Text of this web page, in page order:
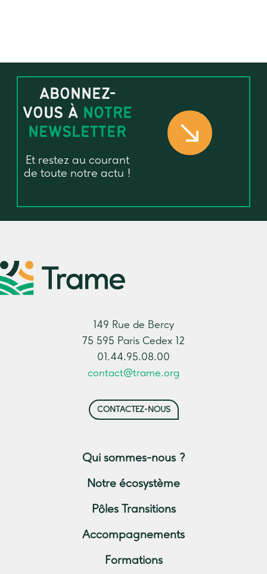
ABONNEZ-
VOUS À NOTRE
NEWSLETTER
Et restez au courant
de toute notre actu !
149 Rue de Bercy
75 595 Paris Cedex 12
01.44.95.08.00
contact@trame.org
CONTACTEZ-NOUS
Qui sommes-nous ?
Notre écosystème
Pôles Transitions
Accompagnements
Formations